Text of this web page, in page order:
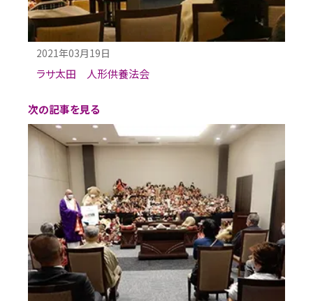
2021年03月19日
ラサ太田 人形供養法会
次の記事を見る